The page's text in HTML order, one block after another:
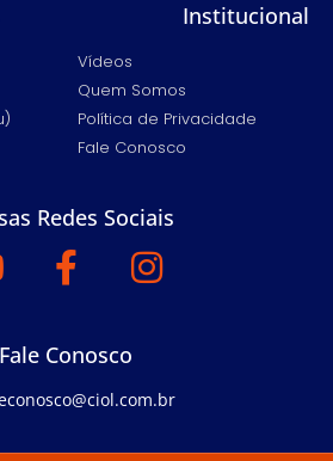
Institucional
Vídeos
Quem Somos
Política de Privacidade
Fale Conosco
Redes Sociais
Fale Conosco